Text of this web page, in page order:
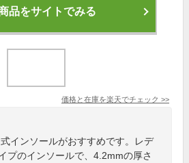
品をサイトでみる
価格と在庫を楽天でチェック >>
インソールがおすすめです。レデ
プのインソールで、4.2mmの厚さ